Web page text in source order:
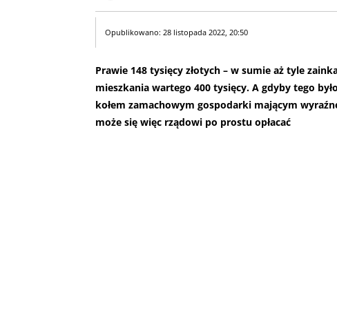
Opublikowano: 28 listopada 2022, 20:50
Prawie 148 tysięcy złotych – w sumie aż tyle
mieszkania wartego 400 tysięcy. A gdyby tego
kołem zamachowym gospodarki mającym
może się więc rządowi po prostu opłacać